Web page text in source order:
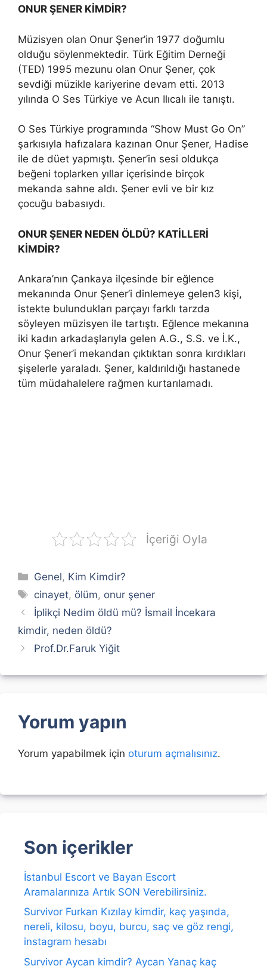
ONUR ŞENER KİMDİR?
Müzisyen olan Onur Şener’in 1977 doğumlu
olduğu söylenmektedir. Türk Eğitim Derneği
(TED) 1995 mezunu olan Onur Şener, çok
sevdiği müzikle kariyerine devam etti. 2013
yılında O Ses Türkiye ve Acun Ilıcalı ile tanıştı.
O Ses Türkiye programında “Show Must Go On”
şarkısıyla hafızalara kazınan Onur Şener, Hadise
ile de düet yapmıştı. Şener’in sesi oldukça
beğeni toplarken yıllar içerisinde birçok
mekanda sahne aldı. Şener evli ve bir kız
çocuğu babasıydı.
ONUR ŞENER NEDEN ÖLDÜ? KATİLLERİ
KİMDİR?
Ankara’nın Çankaya ilçesinde bir eğlence
mekanında Onur Şener’i dinlemeye gelen3 kişi,
istekte bulundukları parçayı farklı tarzda
söyleyen müzisyen ile tartıştı. Eğlence mekanına
iki kadın arkadaşlarıyla gelen A.G., S.S. ve İ.K.,
Onur Şener’i mekandan çıktıktan sonra kırdıkları
şişelerle yaraladı. Şener, kaldırıldığı hastanede
tüm müdahalelere rağmen kurtarılamadı.
İçeriği Oyla
Kategoriler
Genel, Kim Kimdir?
Etiketler
cinayet, ölüm, onur şener
İplikçi Nedim öldü mü? İsmail İncekara
kimdir, neden öldü?
Prof.Dr.Faruk Yiğit
Yorum yapın
Yorum yapabilmek için oturum açmalısınız.
Son içerikler
İstanbul Escort ve Bayan Escort
Aramalarınıza Artık SON Verebilirsiniz.
Survivor Furkan Kızılay kimdir, kaç yaşında,
nereli, kilosu, boyu, burcu, saç ve göz rengi,
instagram hesabı
Survivor Aycan kimdir? Aycan Yanaç kaç